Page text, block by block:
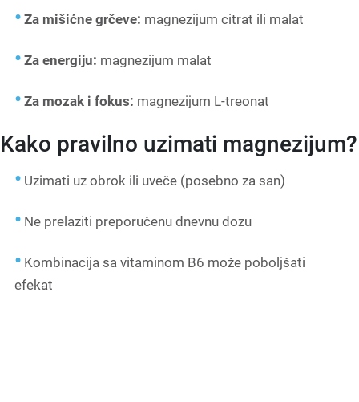
Za mišićne grčeve: magnezijum citrat ili malat
Za energiju: magnezijum malat
Za mozak i fokus: magnezijum L-treonat
Kako pravilno uzimati magnezijum?
Uzimati uz obrok ili uveče (posebno za san)
Ne prelaziti preporučenu dnevnu dozu
Kombinacija sa vitaminom B6 može poboljšati
efekat